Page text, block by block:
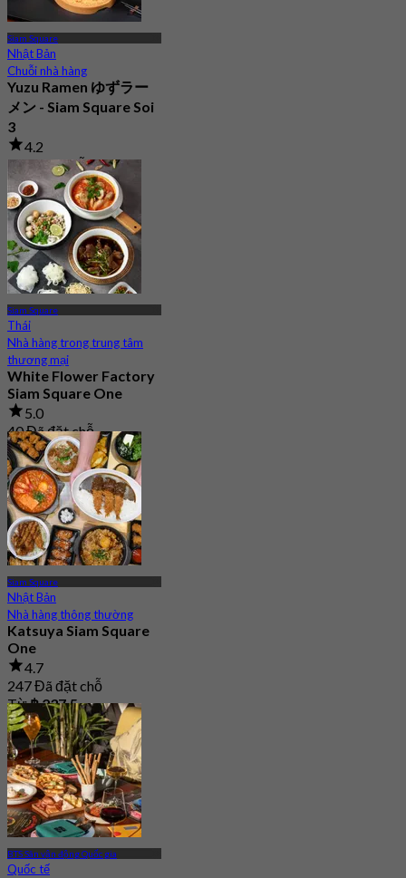
Siam Square
Nhật Bản
Chuỗi nhà hàng
Yuzu Ramen ゆずラー
メン - Siam Square Soi
3
4.2
2 Đã đặt chỗ
Từ฿ 663.33
Siam Square
Thái
Nhà hàng trong trung tâm
thương mại
White Flower Factory
Siam Square One
5.0
40 Đã đặt chỗ
Từ฿ 425
Siam Square
Nhật Bản
Nhà hàng thông thường
Katsuya Siam Square
One
4.7
247 Đã đặt chỗ
Từ฿ 237.5
BTS Sân vận động Quốc gia
Quốc tế